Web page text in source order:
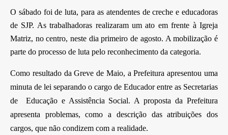
O sábado foi de luta, para as atendentes de creche e educadoras
de SJP. As trabalhadoras realizaram um ato em frente à Igreja
Matriz, no centro, neste dia primeiro de agosto. A mobilização é
parte do processo de luta pelo reconhecimento da categoria.
Como resultado da Greve de Maio, a Prefeitura apresentou uma
minuta de lei separando o cargo de Educador entre as Secretarias
de Educação e Assistência Social. A proposta da Prefeitura
apresenta problemas, como a descrição das atribuições dos
cargos, que não condizem com a realidade.